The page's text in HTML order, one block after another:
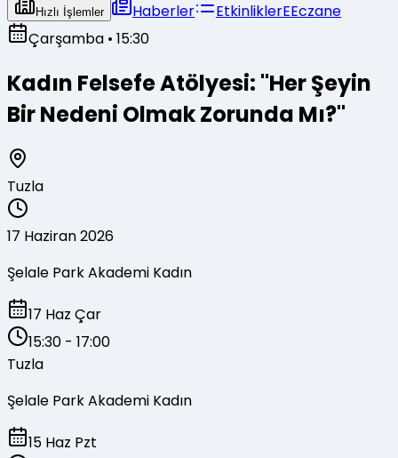
Hızlı İşlemler Haberler EtkinliklerEEczane
Çarşamba • 15:30
Kadın Felsefe Atölyesi: "Her Şeyin
Bir Nedeni Olmak Zorunda Mı?"
Tuzla
17 Haziran 2026
Şelale Park Akademi Kadın
17 Haz Çar
15:30 - 17:00
Tuzla
Şelale Park Akademi Kadın
15 Haz Pzt